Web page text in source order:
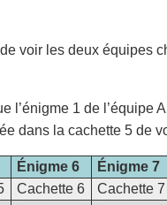
voir les deux équipes
1 de l’équipe
dans la cachette 5 de
Énigme 6 Énigme 7
Cachette 6 Cachette 7